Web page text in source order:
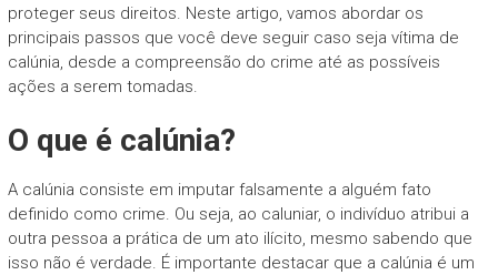
proteger seus direitos. Neste artigo, vamos abordar os
principais passos que você deve seguir caso seja vítima de
calúnia, desde a compreensão do crime até as possíveis
ações a serem tomadas.
O que é calúnia?
A calúnia consiste em imputar falsamente a alguém fato
definido como crime. Ou seja, ao caluniar, o indivíduo atribui a
outra pessoa a prática de um ato ilícito, mesmo sabendo que
isso não é verdade. É importante destacar que a calúnia é um